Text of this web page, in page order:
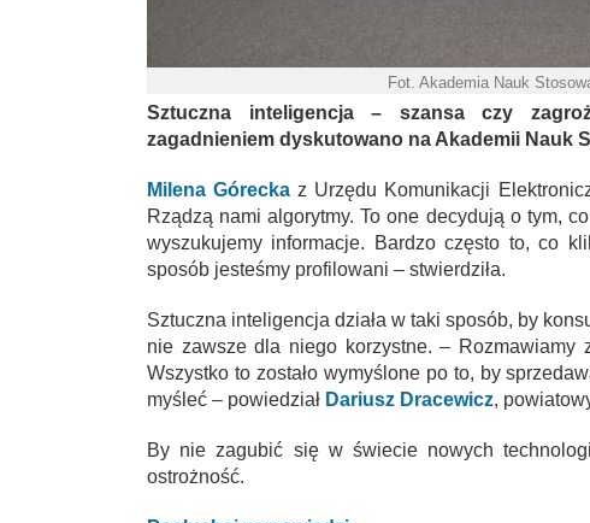
Fot. Akademia Nauk
Sztuczna inteligencja – szansa czy
zagadnieniem dyskutowano na Akademii Nauk
Milena Górecka z Urzędu Komunikacji
Rządzą nami algorytmy. To one decydują o tym,
wyszukujemy informacje. Bardzo często to, co
sposób jesteśmy profilowani – stwierdziła.
Sztuczna inteligencja działa w taki sposób, by
nie zawsze dla niego korzystne. – Rozmawiamy
Wszystko to zostało wymyślone po to, by
myśleć – powiedział Dariusz Dracewicz,
By nie zagubić się w świecie nowych
ostrożność.